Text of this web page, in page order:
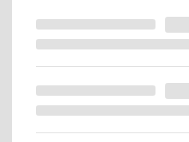
※ラッコIDの重複登録と思われ
ません。
ラッコIDアフィリエイトは、「
報」をご登録いただくことで即